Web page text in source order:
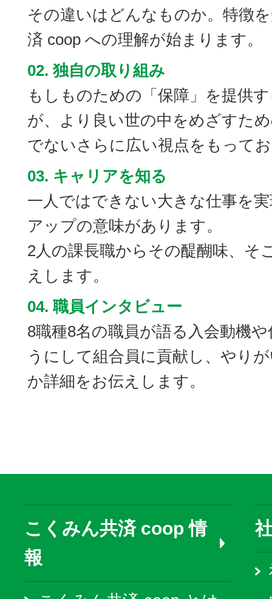
その違いはどんなものか。特徴
済 coop への理解が始まります。
02. 独自の取り組み
もしものための「保障」を提供
が、より良い世の中をめざすた
でないさらに広い視点をもって
03. キャリアを知る
一人ではできない大きな仕事を
アップの意味があります。
2人の課長職からその醍醐味、そ
えします。
04. 職員インタビュー
8職種8名の職員が語る入会動機
うにして組合員に貢献し、やり
か詳細をお伝えします。
こくみん共済 coop 情
報